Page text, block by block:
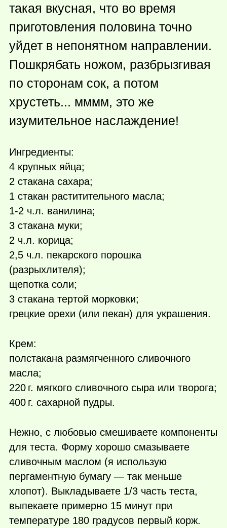
такая вкусная, что во время
приготовления половина точно
уйдет в непонятном направлении.
Пошкрябать ножом, разбрызгивая
по сторонам сок, а потом
хрустеть... мммм, это же
изумительное наслаждение!
Ингредиенты:
4 крупных яйца;
2 стакана сахара;
1 стакан раститительного масла;
1-2 ч.л. ванилина;
3 стакана муки;
2 ч.л. корица;
2,5 ч.л. пекарского порошка
(разрыхлителя);
щепотка соли;
3 стакана тертой морковки;
грецкие орехи (или пекан) для украшения.
Крем:
полстакана размягченного сливочного
масла;
220 г. мягкого сливочного сыра или творога;
400 г. сахарной пудры.
Нежно, с любовью смешиваете компоненты
для теста. Форму хорошо смазываете
сливочным маслом (я использую
пергаментную бумагу — так меньше
хлопот). Выкладываете 1/3 часть теста,
выпекаете примерно 15 минут при
температуре 180 градусов первый корж.